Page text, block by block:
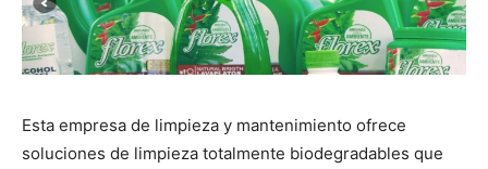
Esta empresa de limpieza y mantenimiento ofrece
soluciones de limpieza totalmente biodegradables que